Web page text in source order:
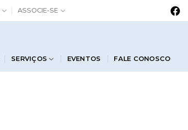
ASSOCIE-SE
SERVIÇOS EVENTOS FALE CONOSCO